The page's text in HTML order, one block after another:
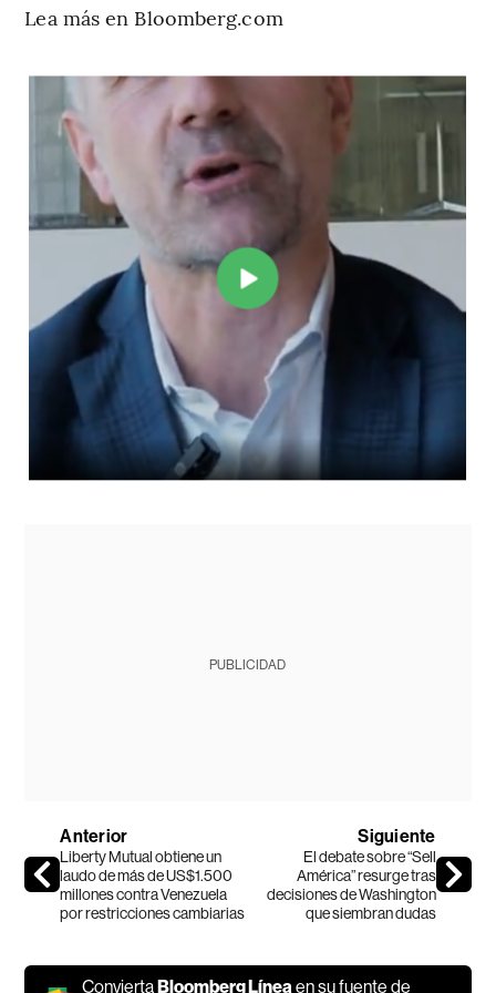
Lea más en Bloomberg.com
PUBLICIDAD
Anterior
Liberty Mutual obtiene un
laudo de más de US$1.500
millones contra Venezuela
por restricciones cambiarias
Siguiente
El debate sobre “Sell
América” resurge tras
decisiones de Washington
que siembran dudas
ConviertaBloomberg Línea en su fuente de